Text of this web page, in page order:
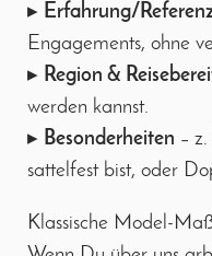
▸ Erfahrung/
Engagements, ohne
▸ Region &
werden kannst.
▸ Besonderheiten –
sattelfest bist, oder
Klassische Model-